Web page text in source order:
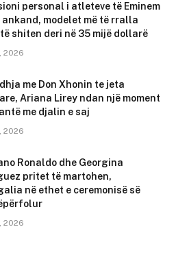
personal i atleteve të Eminem
ankand, modelet më të rralla
shiten deri në 35 mijë dollarë
2026
me Don Xhonin te jeta
Ariana Lirey ndan një moment
me djalin e saj
2026
Ronaldo dhe Georgina
pritet të martohen,
në ethet e ceremonisë së
2026